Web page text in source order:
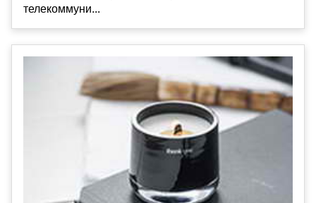
телекоммуни...